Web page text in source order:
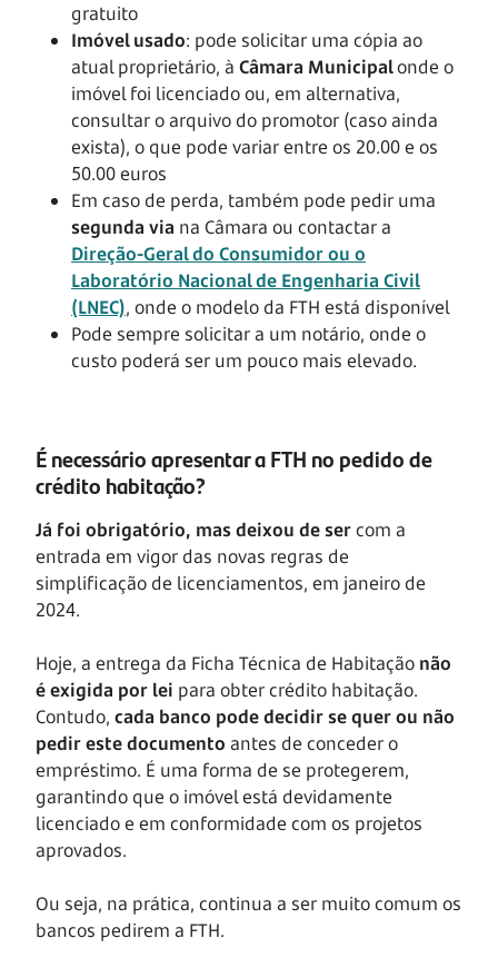
gratuito
Imóvel usado: pode solicitar uma cópia ao
atual proprietário, à Câmara Municipalonde o
imóvel foi licenciado ou, em alternativa,
consultar o arquivo do promotor (caso ainda
exista), o que pode variar entre os 20.00 e os
50.00 euros
Em caso de perda, também pode pedir uma
segunda via na Câmara ou contactar a
Direção-Geral do Consumidor ou o
Laboratório Nacional de Engenharia Civil
(LNEC), onde o modelo da FTH está disponível
Pode sempre solicitar a um notário, onde o
custo poderá ser um pouco mais elevado.
É necessário apresentar a FTH no pedido de
crédito habitação?
Já foi obrigatório, mas deixou de sercom a
entrada em vigor das novas regras de
simplificação de licenciamentos, em janeiro de
2024.
Hoje, a entrega da Ficha Técnica de Habitação não
é exigida por lei para obter crédito habitação.
Contudo, cada banco pode decidir se quer ou não
pedir este documento antes de conceder o
empréstimo. É uma forma de se protegerem,
garantindo que o imóvel está devidamente
licenciado e em conformidade com os projetos
aprovados.
Ou seja, na prática, continua a ser muito comum os
bancos pedirem a FTH.